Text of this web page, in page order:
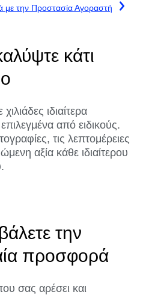
με την Προστασία Αγοραστή
κάτι
ιδιαίτερα
επιλεγμένα από ειδικούς.
τις λεπτομέρειες
αξία κάθε ιδιαίτερου
την
προσφορά
σας αρέσει και